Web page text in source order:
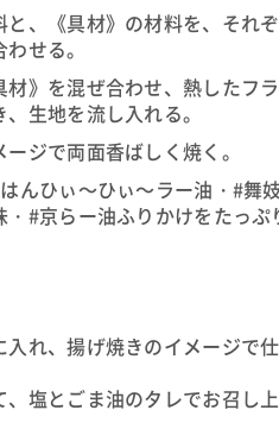
と、《具材》の材料を、それ
せる。
材》を混ぜ合わせ、熱したフ
、生地を流し入れる。
ジで両面香ばしく焼く。
んひぃ～ひぃ～ラー油・#舞
・#京らー油ふりかけをたっぷ
入れ、揚げ焼きのイメージで
、塩とごま油のタレでお召し